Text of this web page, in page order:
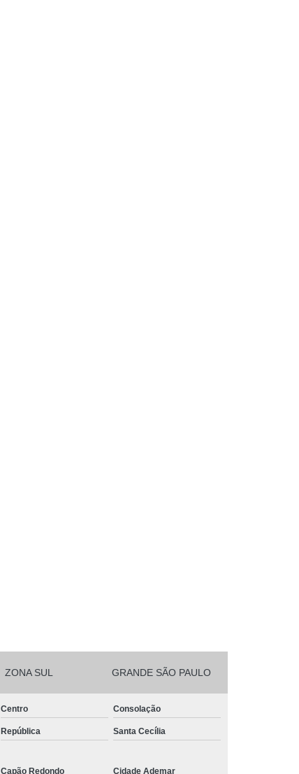
ZONA SUL GRANDE SÃO PAULO
Centro Consolação
República Santa Cecília
Capão Redondo Cidade Ademar